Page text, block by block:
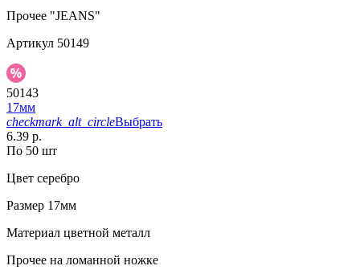
Прочее "JEANS"
Артикул 50149
50143
17мм
checkmark_alt_circleВыбрать
6.39 р.
По 50 шт
Цвет серебро
Размер 17мм
Материал цветной металл
Прочее на ломанной ножке